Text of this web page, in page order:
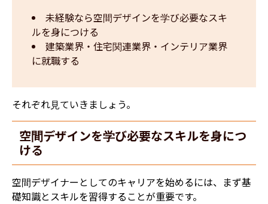
未経験なら空間デザインを学び必要なスキ
ルを身につける
建築業界・住宅関連業界・インテリア業界
に就職する
それぞれ見ていきましょう。
空間デザインを学び必要なスキルを身につ
ける
空間デザイナーとしてのキャリアを始めるには、まず基
礎知識とスキルを習得することが重要です。